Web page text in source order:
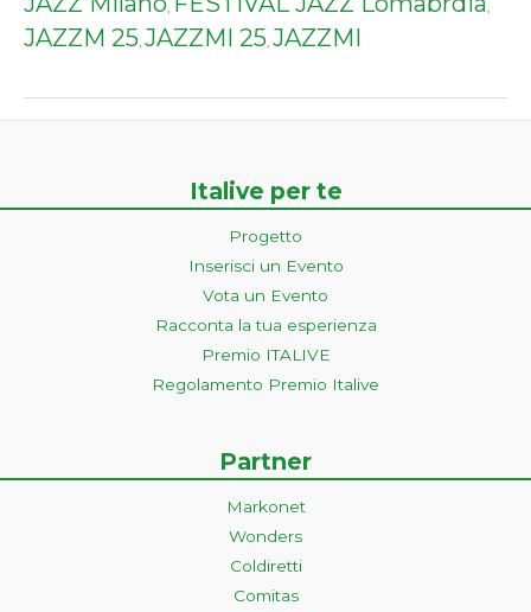
, ,
JAZZM 25, JAZZMI 25, JAZZMI
Italive per te
Progetto
Inserisci un Evento
Vota un Evento
Racconta la tua esperienza
Premio ITALIVE
Regolamento Premio Italive
Partner
Markonet
Wonders
Coldiretti
Comitas